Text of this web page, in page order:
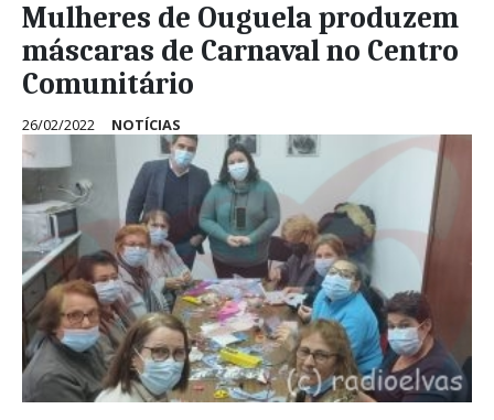
Mulheres de Ouguela produzem
máscaras de Carnaval no Centro
Comunitário
26/02/2022 NOTÍCIAS